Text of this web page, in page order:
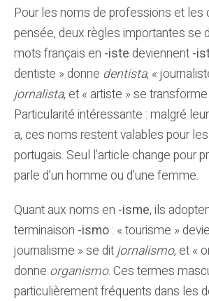
Pour les noms de professions et les
pensée, deux règles importantes se
mots français en -iste deviennent -
dentiste » donne dentista, «
jornalista, et « artiste » se
Particularité intéressante : malgré
a, ces noms restent valables pour
portugais. Seul l’article change pour
parle d’un homme ou d’une femme.
Quant aux noms en -isme, ils
terminaison -ismo : « tourisme »
journalisme » se dit jornalismo, et «
donne organismo. Ces termes
particulièrement fréquents dans les